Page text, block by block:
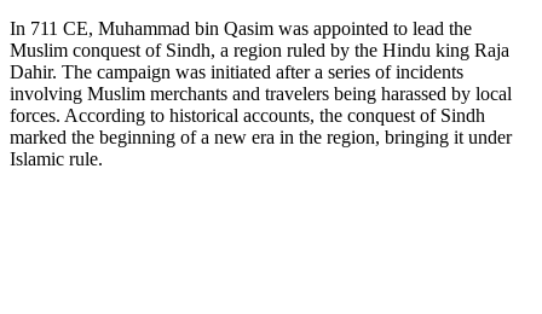
In 711 CE, Muhammad bin Qasim was appointed to lead the
Muslim conquest of Sindh, a region ruled by the Hindu king Raja
Dahir. The campaign was initiated after a series of incidents
involving Muslim merchants and travelers being harassed by local
forces. According to historical accounts, the conquest of Sindh
marked the beginning of a new era in the region, bringing it under
Islamic rule.